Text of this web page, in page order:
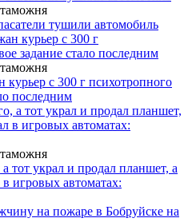
тушили автомобиль
с 300 г психотропного
последним
тот украл и продал планшет, а
игровых автоматах: